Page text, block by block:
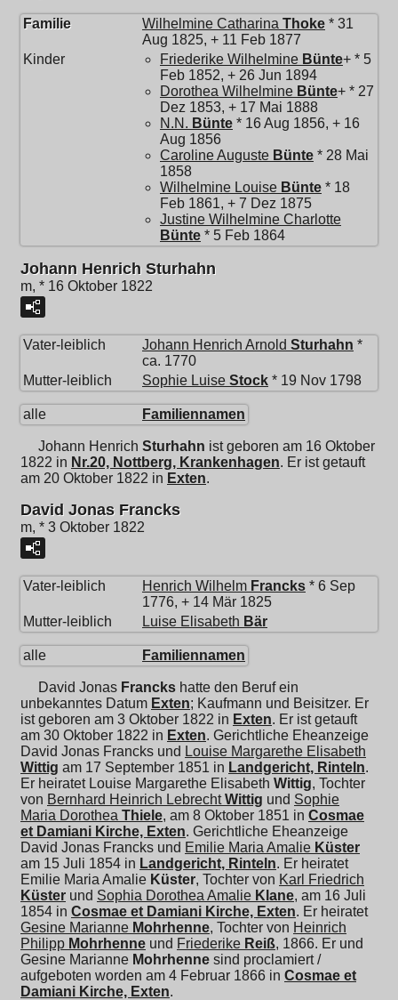
Familie Wilhelmine Catharina Thoke * 31
Aug 1825, + 11 Feb 1877
Kinder
Friederike Wilhelmine Bünte+ * 5
Feb 1852, + 26 Jun 1894
Dorothea Wilhelmine Bünte+ * 27
Dez 1853, + 17 Mai 1888
N.N. Bünte * 16 Aug 1856, + 16
Aug 1856
Caroline Auguste Bünte * 28 Mai
1858
Wilhelmine Louise Bünte * 18
Feb 1861, + 7 Dez 1875
Justine Wilhelmine Charlotte
Bünte * 5 Feb 1864
Johann Henrich Sturhahn
m, * 16 Oktober 1822
Vater-leiblich Johann Henrich Arnold Sturhahn *
ca. 1770
Mutter-leiblich
Sophie Luise Stock * 19 Nov 1798
alle Familiennamen
Johann Henrich Sturhahn ist geboren am 16 Oktober
1822 in Nr.20, Nottberg, Krankenhagen. Er ist getauft
am 20 Oktober 1822 in Exten.
David Jonas Francks
m, * 3 Oktober 1822
Vater-leiblich Henrich Wilhelm Francks * 6 Sep
1776, + 14 Mär 1825
Mutter-leiblich
Luise Elisabeth Bär
alle Familiennamen
David Jonas Francks hatte den Beruf ein
unbekanntes Datum Exten; Kaufmann und Beisitzer. Er
ist geboren am 3 Oktober 1822 in Exten. Er ist getauft
am 30 Oktober 1822 in Exten. Gerichtliche Eheanzeige
David Jonas Francks und Louise Margarethe Elisabeth
Wittig am 17 September 1851 in Landgericht, Rinteln.
Er heiratet Louise Margarethe Elisabeth Wittig, Tochter
von Bernhard Heinrich Lebrecht Wittig und Sophie
Maria Dorothea Thiele, am 8 Oktober 1851 in Cosmae
et Damiani Kirche, Exten. Gerichtliche Eheanzeige
David Jonas Francks und Emilie Maria Amalie Küster
am 15 Juli 1854 in Landgericht, Rinteln. Er heiratet
Emilie Maria Amalie Küster, Tochter von Karl Friedrich
Küster und Sophia Dorothea Amalie Klane, am 16 Juli
1854 in Cosmae et Damiani Kirche, Exten. Er heiratet
Gesine Marianne Mohrhenne, Tochter von Heinrich
Philipp Mohrhenne und Friederike Reiß, 1866. Er und
Gesine Marianne Mohrhenne sind proclamiert /
aufgeboten worden am 4 Februar 1866 in Cosmae et
Damiani Kirche, Exten.